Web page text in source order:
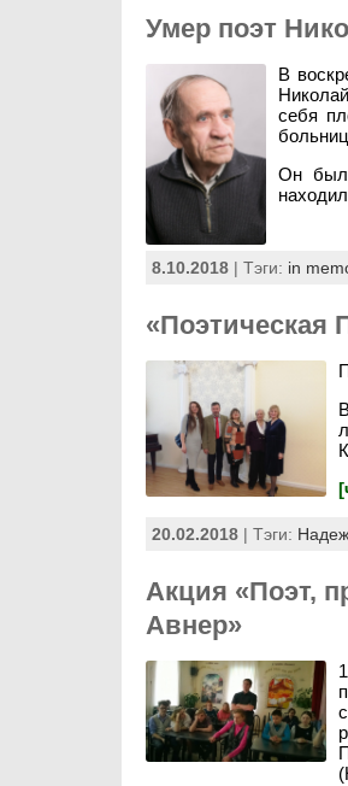
Умер поэт
В
себя
Он был
8.10.2018| Тэги: in
«Поэтическая
20.02.2018| Тэги:
Акция «Поэт,
Авнер»